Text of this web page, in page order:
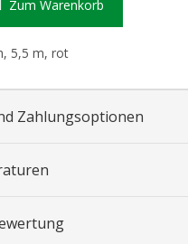
Zum Warenkorb
5,5 m, rot
Zahlungsoptionen